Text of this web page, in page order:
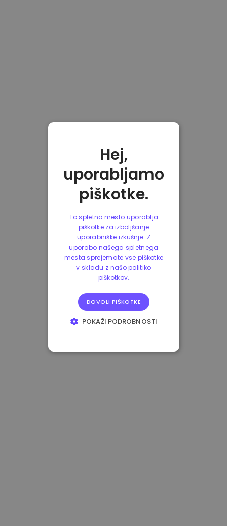
Hej,
uporabljamo
piškotke.
To spletno mesto uporablja
piškotke za izboljšanje
uporabniške izkušnje. Z
uporabo našega spletnega
mesta sprejemate vse piškotke
v skladu z našo politiko
piškotkov.
DOVOLI PIŠKOTKE
POKAŽI PODROBNOSTI